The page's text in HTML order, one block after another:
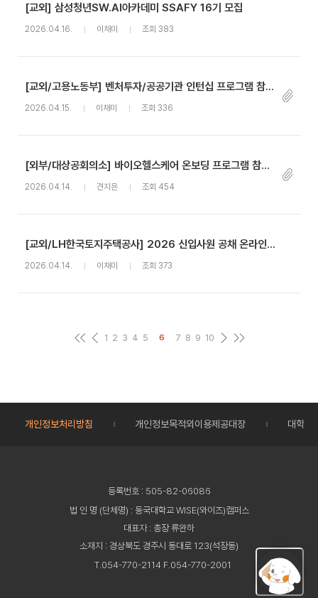
[교외] 삼성청년SW.AI아카데미 SSAFY 16기 모집
2026.04.16. 이채미 조회 383
[교외/고용노동부] 벤처투자/공공기관 인턴십 프로그램 참여청년 모집 ~4/19
2026.04.15. 이채미 조회 336
[외부/대상공회의소] 바이오헬스케어 온보딩 프로그램 참여자 모집 안내
2026.04.14. 견지은 조회 454
[교외/LH한국토지주택공사] 2026 신입사원 공채 온라인 채용설명회
2026.04.14. 이채미 조회 373
1 2 3 4 5 6 7 8 9 10
개인정보처리방침 개인정보목적외이용제공대장 대학정
등록번호 : 505-82-06086
법 인 명 (단체명) : 동국대학교 WISE(와이즈)캠퍼스
대표자 : 총장 류완하
소재지 : 경상북도 경주시 동대로 123(석장동)
T.054-770-2114 F.054-770-2001